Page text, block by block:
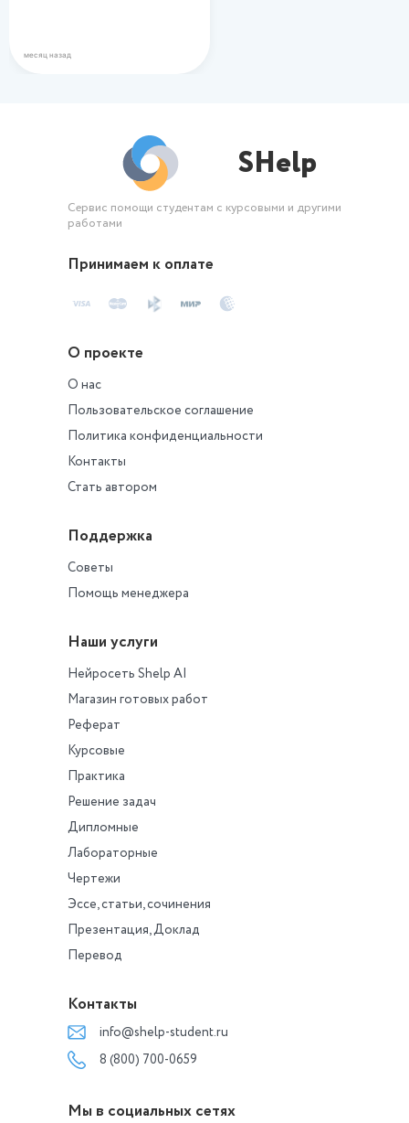
месяц назад
SHelp
Сервис помощи студентам с курсовыми и другими
работами
Принимаем к оплате
О проекте
О нас
Пользовательское соглашение
Политика конфиденциальности
Контакты
Стать автором
Поддержка
Советы
Помощь менеджера
Наши услуги
Нейросеть Shelp AI
Магазин готовых работ
Реферат
Курсовые
Практика
Решение задач
Дипломные
Лабораторные
Чертежи
Эссе, статьи, сочинения
Презентация, Доклад
Перевод
Контакты
info@shelp-student.ru
8 (800) 700-0659
Мы в социальных сетях